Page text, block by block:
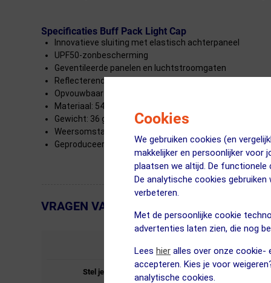
Cookies
We gebruiken cookies (en
makkelijker en persoonlijker voor
plaatsen we altijd. De
De analytische cookies
verbeteren.
Met de persoonlijke cookie
advertenties laten zien, die nog
Lees hier alles over onze cookie-
accepteren. Kies je voor
analytische cookies.
Specificaties Buff Pack Light Cap
Innovatieve sluiting met elastisch achterpaneel
UPF50-zonbescherming
Geventileerde panelen en luchtstroomgaten
Reflecterende elementen voor zichtbaarheid in het
Opvouwbaar en gemakkelijk mee te nemen
Materiaal: 54% gerecycled nylon, 36% nylon, 10%
Gewicht: 36 gram
Weersomstandigheden: Warm
Geproduceerd in: Spanje
← Terug naar productnavigatie
VRAGEN VAN KLANTEN
STEL JE VRAAG
Stel je vraag over de
Pack Light Cap Solid